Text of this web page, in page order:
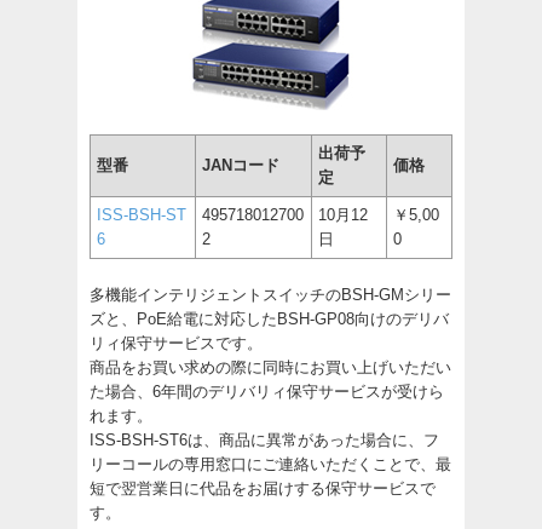
型番 JANコード
出荷予
定
価格
ISS-BSH-ST
6
495718012700
2
10月12
日
￥5,00
0
多機能インテリジェントスイッチのBSH-GMシリー
ズと、PoE給電に対応したBSH-GP08向けのデリバ
リィ保守サービスです。
商品をお買い求めの際に同時にお買い上げいただい
た場合、6年間のデリバリィ保守サービスが受けら
れます。
ISS-BSH-ST6は、商品に異常があった場合に、フ
リーコールの専用窓口にご連絡いただくことで、最
短で翌営業日に代品をお届けする保守サービスで
す。